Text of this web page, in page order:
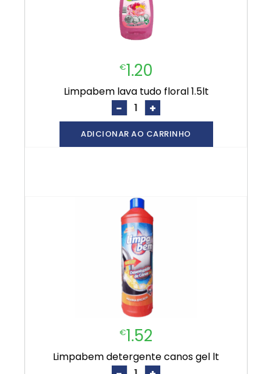
€1.20
limpabem lava tudo floral 1.5lt
- +
ADICIONAR AO CARRINHO
€1.52
limpabem detergente canos gel lt